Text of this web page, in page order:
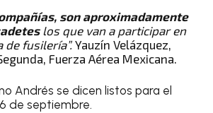
son aproximadamente
los que van a participar en
de fusilería”. Yauzín Velázquez,
Fuerza Aérea Mexicana.
Andrés se dicen listos para el
de septiembre.